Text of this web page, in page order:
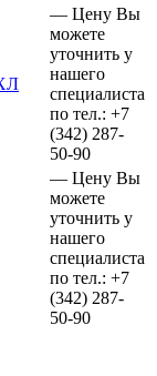
— Цену Вы
можете
уточнить у
нашего
специалиста
по тел.: +7
(342) 287-
50-90
— Цену Вы
можете
уточнить у
нашего
специалиста
по тел.: +7
(342) 287-
50-90